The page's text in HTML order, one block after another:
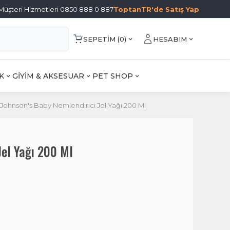
Hizmetleri 0850 888 0 887ToptanTR'de Satış Yap
SEPETIM (0) HESABIM
GİYİM & AKSESUAR PET SHOP
Johnson's Baby Nemlendirici Jel Yağı 200 Ml
Yağı 200 Ml